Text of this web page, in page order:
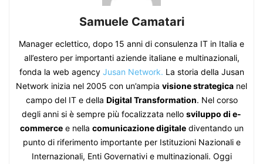
Samuele Camatari
Manager eclettico, dopo 15 anni di consulenza IT in Italia e
all’estero per importanti aziende italiane e multinazionali,
fonda la web agency Jusan Network. La storia della Jusan
Network inizia nel 2005 con un’ampia visione strategica nel
campo del IT e della Digital Transformation. Nel corso
degli anni si è sempre più focalizzata nello sviluppo di e-
commercee nella comunicazione digitalediventando un
punto di riferimento importante per Istituzioni Nazionali e
Internazionali, Enti Governativi e multinazionali. Oggi